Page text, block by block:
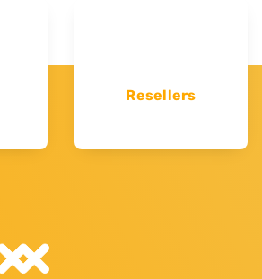
Resellers